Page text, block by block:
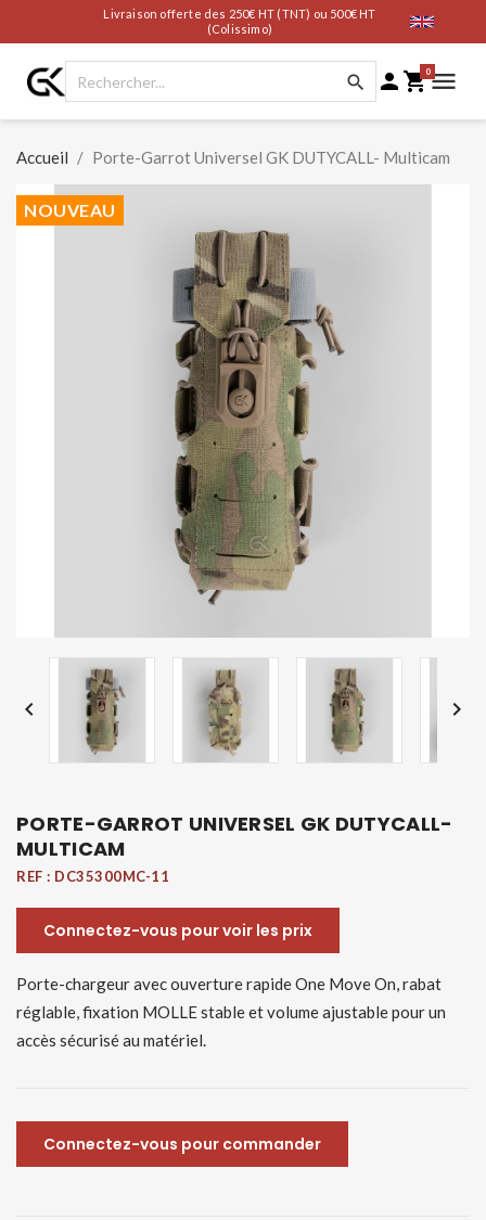
Livraison offerte des 250€ HT (TNT) ou 500€ HT
(Colissimo)
  0
Accueil Porte-Garrot Universel GK DUTYCALL- Multicam
NOUVEAU
 
PORTE-GARROT UNIVERSEL GK DUTYCALL-
MULTICAM
REF : DC35300MC-11
Connectez-vous pour voir les prix
Porte-chargeur avec ouverture rapide One Move On, rabat
réglable, fixation MOLLE stable et volume ajustable pour un
accès sécurisé au matériel.
Connectez-vous pour commander